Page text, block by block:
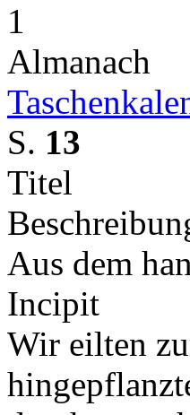
1
Almanach
S. 13
Titel
Aus dem
Incipit
Wir eilten